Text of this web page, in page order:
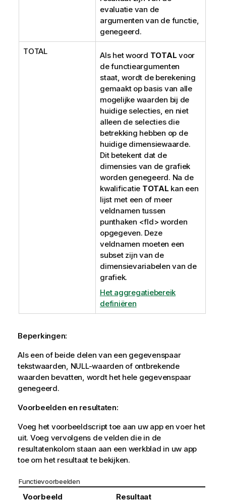
evaluatie van de
argumenten van de functie,
genegeerd.
TOTAL Als het woord TOTAL voor
de functieargumenten
staat, wordt de berekening
gemaakt op basis van alle
mogelijke waarden bij de
huidige selecties, en niet
alleen de selecties die
betrekking hebben op de
huidige dimensiewaarde.
Dit betekent dat de
dimensies van de grafiek
worden genegeerd. Na de
kwalificatie TOTAL kan een
lijst met een of meer
veldnamen tussen
punthaken <fld> worden
opgegeven. Deze
veldnamen moeten een
subset zijn van de
dimensievariabelen van de
grafiek.
Het aggregatiebereik
definiëren
Beperkingen:
Als een of beide delen van een gegevenspaar
tekstwaarden, NULL-waarden of ontbrekende
waarden bevatten, wordt het hele gegevenspaar
genegeerd.
Voorbeelden en resultaten:
Voeg het voorbeeldscript toe aan uw app en voer het
uit. Voeg vervolgens de velden die in de
resultatenkolom staan aan een werkblad in uw app
toe om het resultaat te bekijken.
Functievoorbeelden
Voorbeeld Resultaat